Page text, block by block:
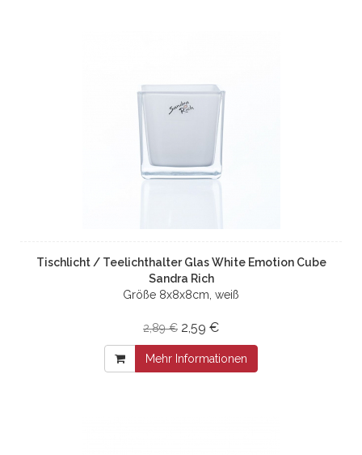
Tischlicht / Teelichthalter Glas White Emotion Cube
Sandra Rich
Größe 8x8x8cm, weiß
2,89 € 2,59 €
Mehr Informationen